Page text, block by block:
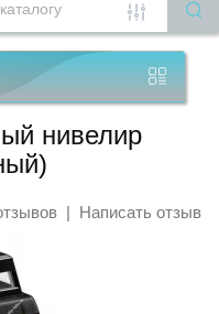
нивелир
| Написать отзыв